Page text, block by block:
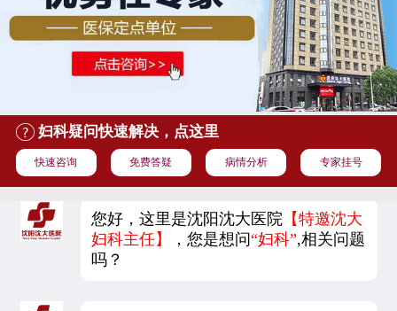
妇科疑问快速解决，点这里
快速咨询 免费答疑 病情分析 专家挂号
您好，这里是沈阳沈大医院 【特邀沈大
妇科主任】
，您是想问“妇科”,相关问题
吗？